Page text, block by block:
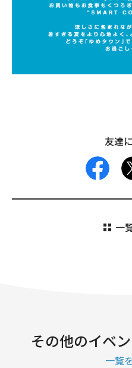
友達
一
その他のイベ
一覧